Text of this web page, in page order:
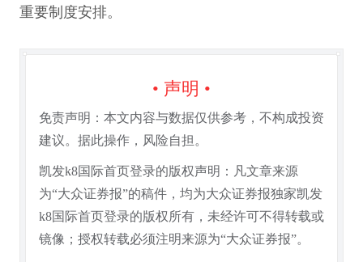
重要制度安排。
• 声明 •
免责声明：本文内容与数据仅供参考，不构成投资
建议。据此操作，风险自担。
凯发k8国际首页登录的版权声明：凡文章来源
为“大众证券报”的稿件，均为大众证券报独家凯发
k8国际首页登录的版权所有，未经许可不得转载或
镜像；授权转载必须注明来源为“大众证券报”。